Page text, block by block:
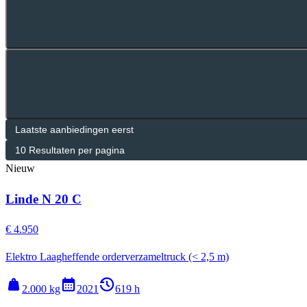
Nieuw
Linde N 20 C
€ 4.950
Elektro Laagheffende orderverzameltruck (< 2,5 m)
weight 2.000 kgcalendar_month2021history_2619 h